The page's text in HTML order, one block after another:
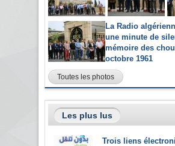
La Radio
une minute de
mémoire des
octobre 1961
Toutes les photos
Les plus lus
Trois liens